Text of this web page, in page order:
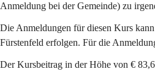
Anmeldung bei der Gemeinde) zu
Die Anmeldungen für diesen Kurs
Fürstenfeld erfolgen. Für die
Der Kursbeitrag in der Höhe von €